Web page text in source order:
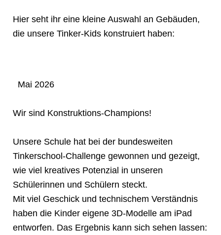
Hier seht ihr eine kleine Auswahl an Gebäuden,
die unsere Tinker-Kids konstruiert haben:
Mai 2026
Wir sind Konstruktions-Champions!
Unsere Schule hat bei der bundesweiten
Tinkerschool-Challenge gewonnen und gezeigt,
wie viel kreatives Potenzial in unseren
Schülerinnen und Schülern steckt.
Mit viel Geschick und technischem Verständnis
haben die Kinder eigene 3D-Modelle am iPad
entworfen. Das Ergebnis kann sich sehen lassen: